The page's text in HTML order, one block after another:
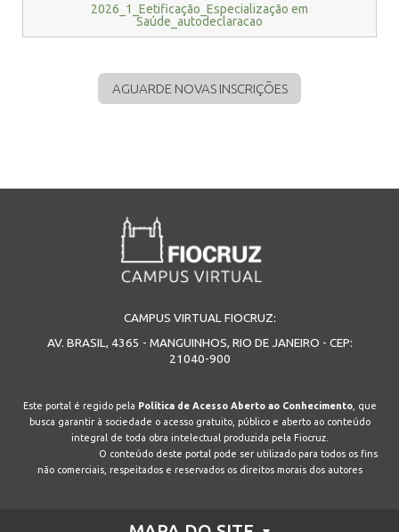
2026_1_Eetificação_Especialização em
Saúde_autodeclaracao
AGUARDE NOVAS INSCRIÇÕES
CAMPUS VIRTUAL FIOCRUZ:
AV. BRASIL, 4365 - MANGUINHOS, RIO DE JANEIRO - CEP:
21040-900
Este portal é regido pela Política de Acesso Aberto ao Conhecimento, que
busca garantir à sociedade o acesso gratuito, público e aberto ao conteúdo
integral de toda obra intelectual produzida pela Fiocruz.
O conteúdo deste portal pode ser utilizado para todos os fins
não comerciais, respeitados e reservados os direitos morais dos autores